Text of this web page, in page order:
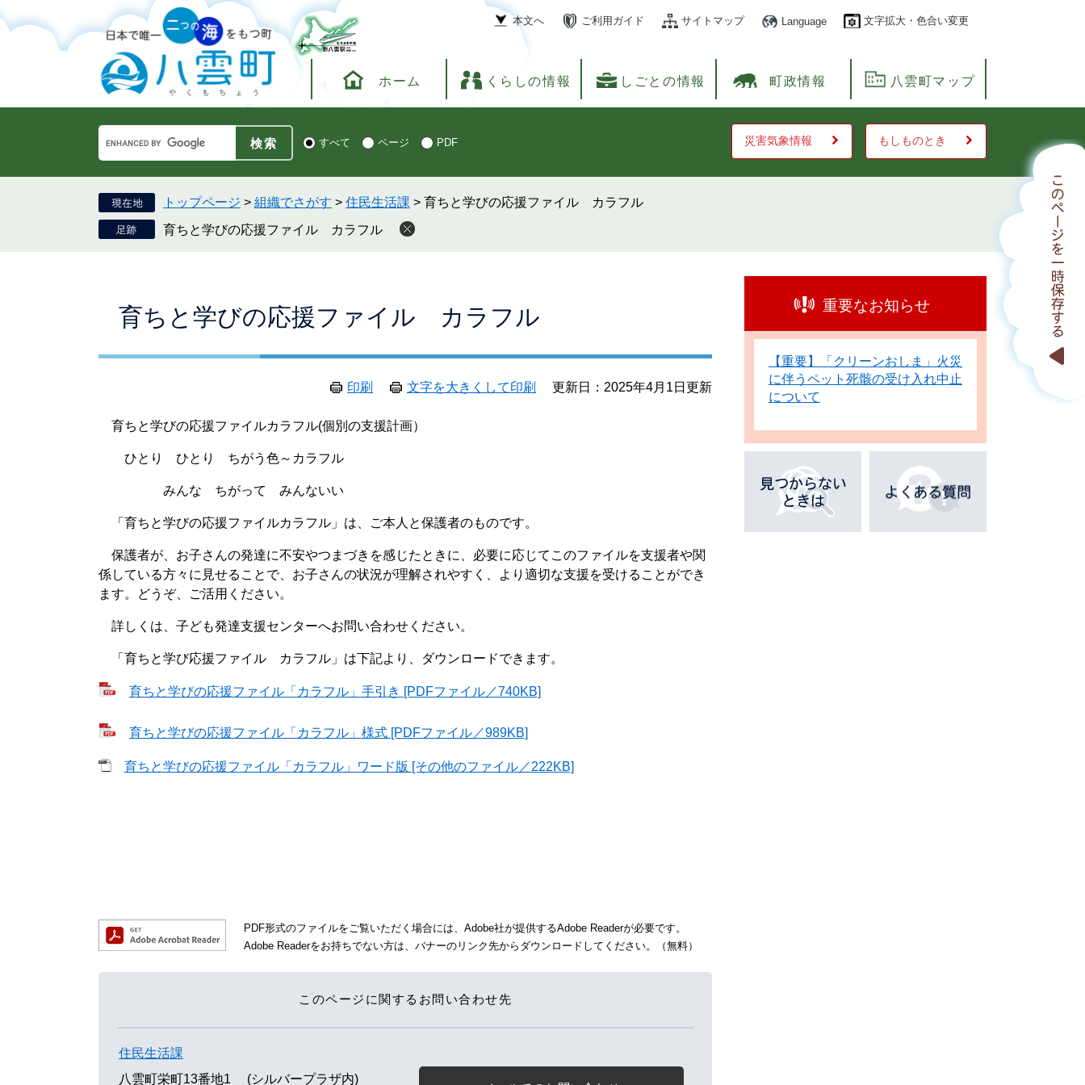
ー
で
ニ
ば
文
本文へ ご利用ガイド サイトマップ Language 文字拡大・色合い変更
ホーム くらしの情報 しごとの情報 町政情報 八雲町マップ
Google
カ
ス
タ
ム
検
検 すべて ページ PDF 災害気象情報 もしものとき
トップページ > 組織でさがす > 住民生活課 > 育ちと学びの応援ファイル カラフル
育ちと学びの応援ファイル カラフル
育ちと学びの応援ファイル カラフル
印刷 文字を大きくして印刷 更新日：2025年4月1日更新
育ちと学びの応援ファイルカラフル(個別の支援計画）
ひとり ひとり ちがう色～カラフル
みんな ちがって みんないい
「育ちと学びの応援ファイルカラフル」は、ご本人と保護者のものです。
保護者が、お子さんの発達に不安やつまづきを感じたときに、必要に応じてこのファイルを支援者や関
係している方々に見せることで、お子さんの状況が理解されやすく、より適切な支援を受けることができ
ます。どうぞ、ご活用ください。
詳しくは、子ども発達支援センターへお問い合わせください。
「育ちと学び応援ファイル カラフル」は下記より、ダウンロードできます。
育ちと学びの応援ファイル「カラフル」手引き [PDFファイル／740KB]
育ちと学びの応援ファイル「カラフル」様式 [PDFファイル／989KB]
育ちと学びの応援ファイル「カラフル」ワード版 [その他のファイル／222KB]
PDF形式のファイルをご覧いただく場合には、Adobe社が提供するAdobe Readerが必要です。
Adobe Readerをお持ちでない方は、バナーのリンク先からダウンロードしてください。（無料）
このページに関するお問い合わせ先
住民生活課
八雲町栄町13番地1 (シルバープラザ内)
重要なお知らせ
【重要】「クリーンおしま」火災
に伴うペット死骸の受け入れ中止
について